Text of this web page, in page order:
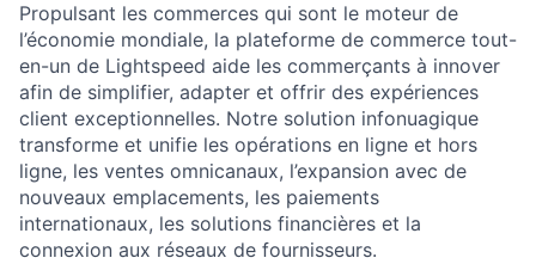
Propulsant les commerces qui sont le moteur de
l’économie mondiale, la plateforme de commerce tout-
en-un de Lightspeed aide les commerçants à innover
afin de simplifier, adapter et offrir des expériences
client exceptionnelles. Notre solution infonuagique
transforme et unifie les opérations en ligne et hors
ligne, les ventes omnicanaux, l’expansion avec de
nouveaux emplacements, les paiements
internationaux, les solutions financières et la
connexion aux réseaux de fournisseurs.